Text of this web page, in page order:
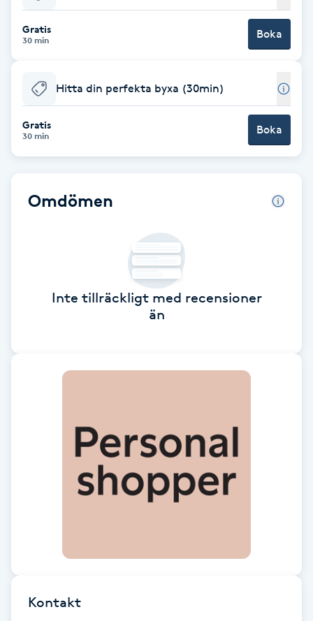
Babylights
Balayage
Bambumassage
Barber
Bottenfärg
Brynfärgning
Bröllopsuppsättning
Coachning
Gratis
30 min Boka
Hitta din perfekta byxa (30min)
Gratis
30 min Boka
Omdömen
Inte tillräckligt med recensioner
än
Kontakt